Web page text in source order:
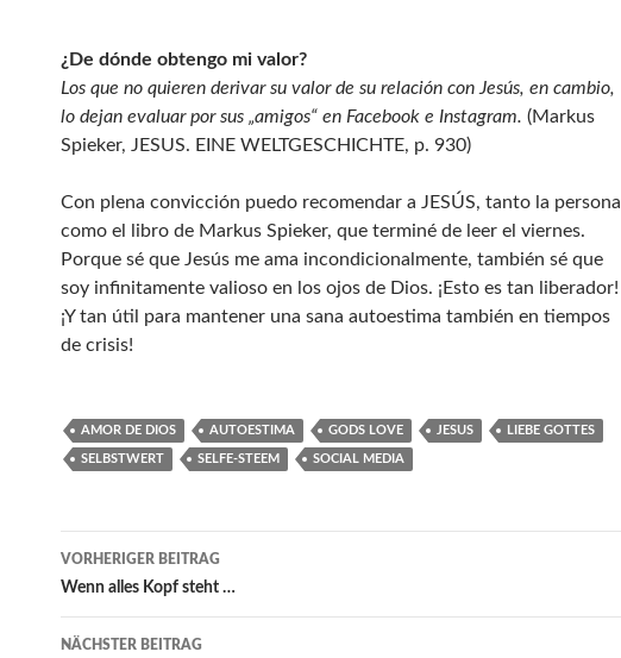
¿De dónde obtengo mi valor?
Los que no quieren derivar su valor de su relación con Jesús, en cambio,
lo dejan evaluar por sus „amigos“ en Facebook e Instagram. (Markus
Spieker, JESUS. EINE WELTGESCHICHTE, p. 930)
Con plena convicción puedo recomendar a JESÚS, tanto la persona
como el libro de Markus Spieker, que terminé de leer el viernes.
Porque sé que Jesús me ama incondicionalmente, también sé que
soy infinitamente valioso en los ojos de Dios. ¡Esto es tan liberador!
¡Y tan útil para mantener una sana autoestima también en tiempos
de crisis!
AMOR DE DIOS AUTOESTIMA GODS LOVE JESUS LIEBE GOTTES
SELBSTWERT SELFE-STEEM SOCIAL MEDIA
Beitragsnavigation
VORHERIGER BEITRAG
Wenn alles Kopf steht …
NÄCHSTER BEITRAG